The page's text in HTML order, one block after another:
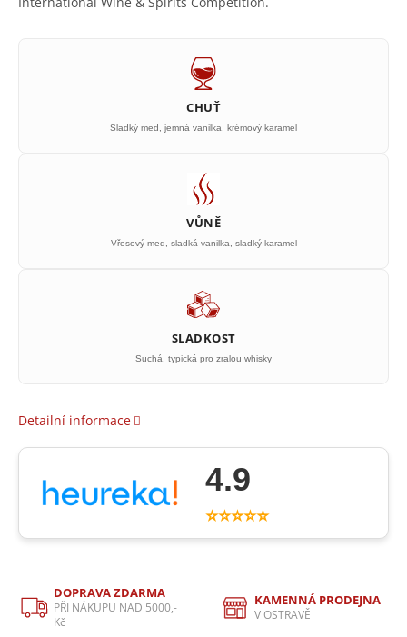
CHUŤ
Sladký med, jemná vanilka, krémový karamel
VŮNĚ
Vřesový med, sladká vanilka, sladký karamel
SLADKOST
Suchá, typická pro zralou whisky
Detailní informace
4.9
⭐⭐⭐⭐⭐
DOPRAVA ZDARMA
PŘI NÁKUPU NAD 5000,-
Kč
KAMENNÁ PRODEJNA
V OSTRAVĚ